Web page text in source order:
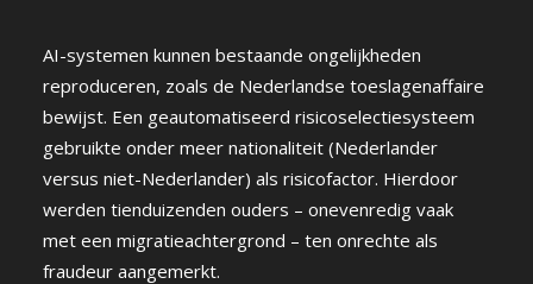
AI-systemen kunnen bestaande ongelijkheden
reproduceren, zoals de Nederlandse toeslagenaffaire
bewijst. Een geautomatiseerd risicoselectiesysteem
gebruikte onder meer nationaliteit (Nederlander
versus niet-Nederlander) als risicofactor. Hierdoor
werden tienduizenden ouders – onevenredig vaak
met een migratieachtergrond – ten onrechte als
fraudeur aangemerkt.